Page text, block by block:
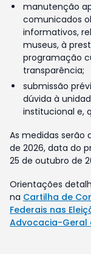
manutenção
comunicados
informativos,
museus, à
programação
transparência;
submissão
dúvida à
institucional e,
As medidas serão
de 2026, data do
25 de outubro de
Orientações
na Cartilha de
Federais nas
Advocacia-Geral